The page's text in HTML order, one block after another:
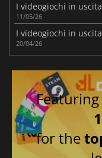
11/05/26
20/04/26
for the